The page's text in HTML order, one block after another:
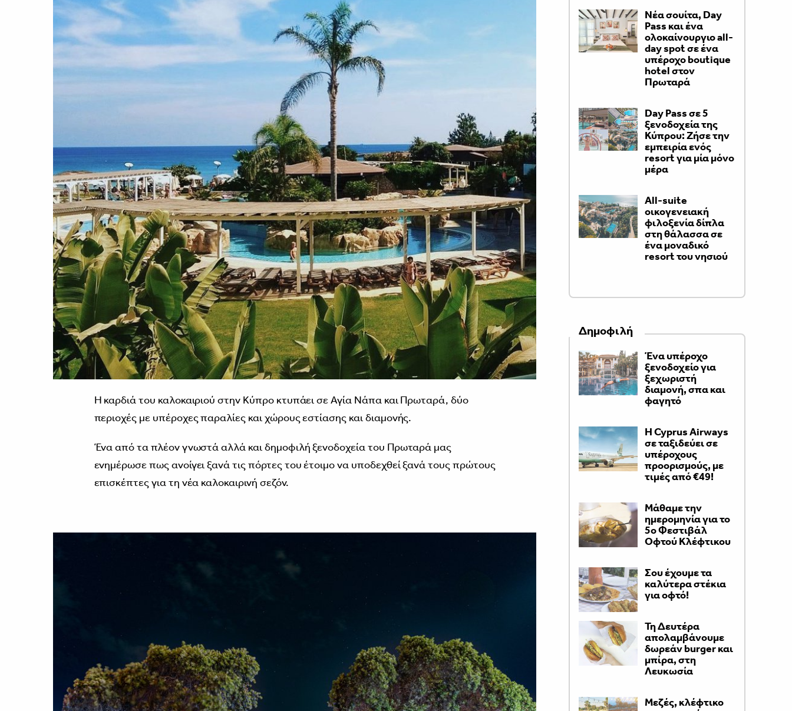
Η καρδιά του καλοκαιριού στην Κύπρο κτυπάει σε Αγία Νάπα και Πρωταρά, δύο
περιοχές με υπέροχες παραλίες και χώρους εστίασης και διαμονής.
Ένα από τα πλέον γνωστά αλλά και δημοφιλή ξενοδοχεία του Πρωταρά μας
ενημέρωσε πως ανοίγει ξανά τις πόρτες του έτοιμο να υποδεχθεί ξανά τους πρώτους
επισκέπτες για τη νέα καλοκαιρινή σεζόν.
Νέα σουίτα, Day
Pass και ένα
ολοκαίνουργιο all-
day spot σε ένα
υπέροχο boutique
hotel στον
Πρωταρά
Day Pass σε 5
ξενοδοχεία της
Κύπρου: Ζήσε την
εμπειρία ενός
resort για μία μόνο
μέρα
All-suite
οικογενειακή
φιλοξενία δίπλα
στη θάλασσα σε
ένα μοναδικό
resort του νησιού
Δημοφιλή
Ένα υπέροχο
ξενοδοχείο για
ξεχωριστή
διαμονή, σπα και
φαγητό
H Cyprus Airways
σε ταξιδεύει σε
υπέροχους
προορισμούς, με
τιμές από €49!
Μάθαμε την
ημερομηνία για το
5ο Φεστιβάλ
Οφτού Κλέφτικου
Σου έχουμε τα
καλύτερα στέκια
για οφτό!
Τη Δευτέρα
απολαμβάνουμε
δωρεάν burger και
μπίρα, στη
Λευκωσία
Μεζές, κλέφτικο